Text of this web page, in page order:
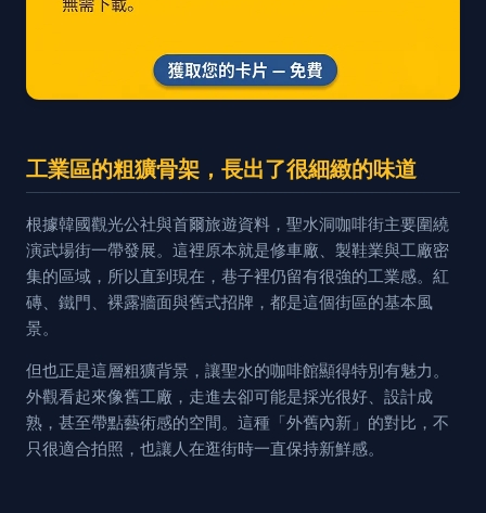
工業區的粗獷骨架，長出了很細緻的味道
根據韓國觀光公社與首爾旅遊資料，聖水洞咖啡街主要圍繞
演武場街一帶發展。這裡原本就是修車廠、製鞋業與工廠密
集的區域，所以直到現在，巷子裡仍留有很強的工業感。紅
磚、鐵門、裸露牆面與舊式招牌，都是這個街區的基本風
景。
但也正是這層粗獷背景，讓聖水的咖啡館顯得特別有魅力。
外觀看起來像舊工廠，走進去卻可能是採光很好、設計成
熟，甚至帶點藝術感的空間。這種「外舊內新」的對比，不
只很適合拍照，也讓人在逛街時一直保持新鮮感。